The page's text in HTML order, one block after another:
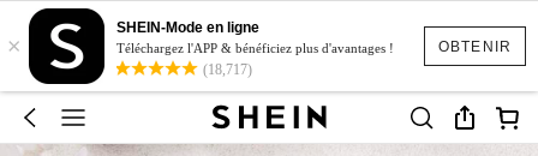
OBTENIR
×
SHEIN-Mode en ligne
Téléchargez l'APP & bénéficiez plus d'avantages !
(18,717)